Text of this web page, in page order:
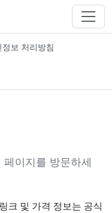
정보 처리방침
이지를 방문하세
크 및 가격 정보는 공식